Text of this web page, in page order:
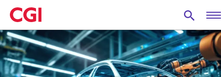
Skip
to
main
content